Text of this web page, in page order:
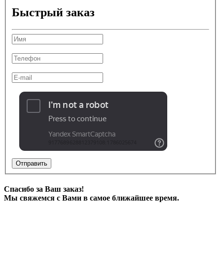
Быстрый заказ
Отправить
Спасибо за Ваш заказ!
Мы свяжемся с Вами в самое ближайшее время.